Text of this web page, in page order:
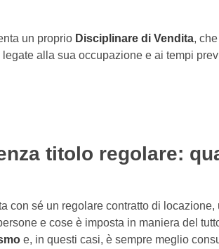
un proprio Disciplinare di Vendita,
alla sua occupazione e ai tempi
titolo regolare:
con sé un regolare contratto di locazione,
e cose è imposta in maniera del
e, in questi casi, è sempre meglio